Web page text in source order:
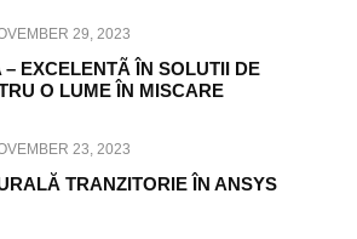
29, 2023
EXCELENTÃ ÎN SOLUTII DE
O LUME ÎN MISCARE
23, 2023
TRANZITORIE ÎN ANSYS